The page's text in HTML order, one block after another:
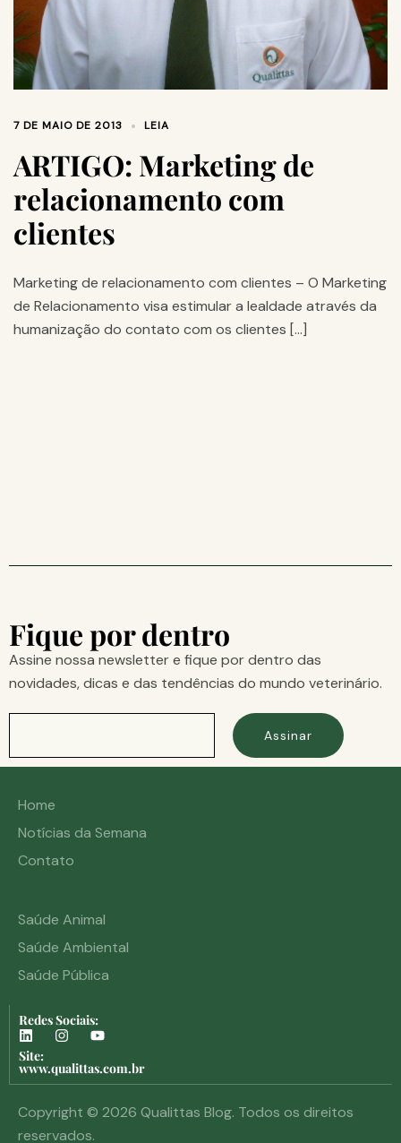
7 DE MAIO DE 2013 LEIA
ARTIGO: Marketing de
relacionamento com
clientes
Marketing de relacionamento com clientes – O Marketing
de Relacionamento visa estimular a lealdade através da
humanização do contato com os clientes […]
Fique por dentro
Assine nossa newsletter e fique por dentro das
novidades, dicas e das tendências do mundo veterinário.
Assinar
Home
Notícias da Semana
Contato
Saúde Animal
Saúde Ambiental
Saúde Pública
Redes Sociais:
Site:
www.qualittas.com.br
Copyright © 2026 Qualittas Blog. Todos os direitos
reservados.